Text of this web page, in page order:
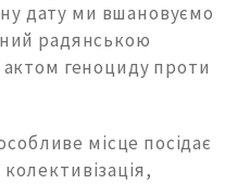
дату ми вшановуємо
радянською
геноциду проти
місце посідає